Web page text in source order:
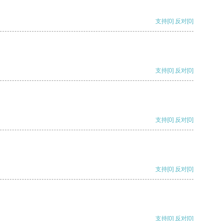
支持[0] 反对[0]
支持[0] 反对[0]
支持[0] 反对[0]
支持[0] 反对[0]
支持[0] 反对[0]